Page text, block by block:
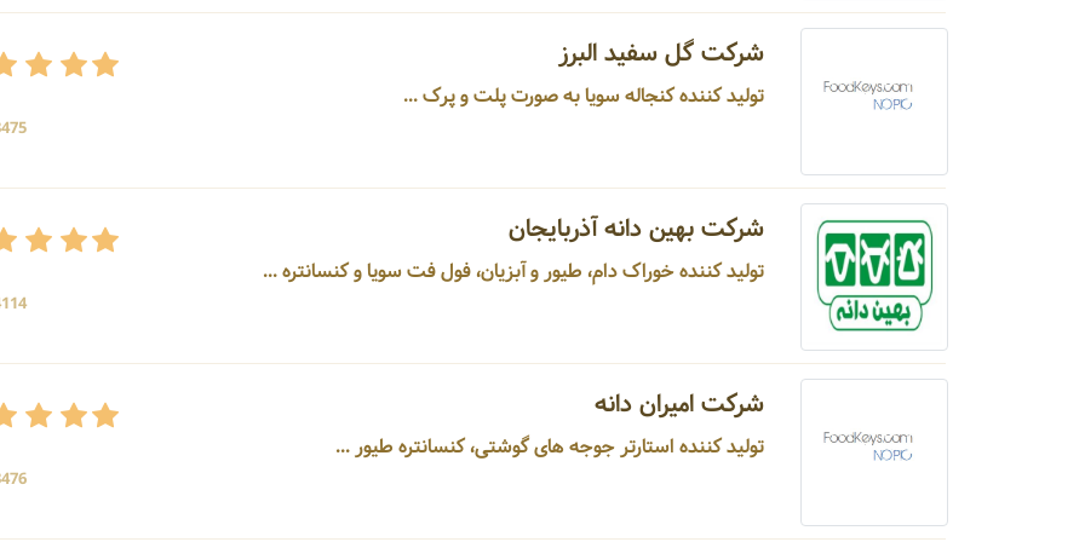
شرکت گل سفید البرز
تولید کننده کنجاله سویا به صورت پلت و پرک ...
3475
شرکت بهین دانه آذربایجان
تولید کننده خوراک دام، طیور و آبزیان، فول فت سویا و کنسانتره ...
4114
شرکت امیران دانه
تولید کننده استارتر جوجه های گوشتی، کنسانتره طیور ...
3476